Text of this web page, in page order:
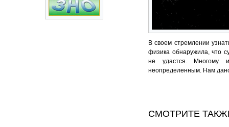
В своем стремлении
физика обнаружила, что
не удастся. Многому
неопределенным. Нам
СМОТРИТЕ